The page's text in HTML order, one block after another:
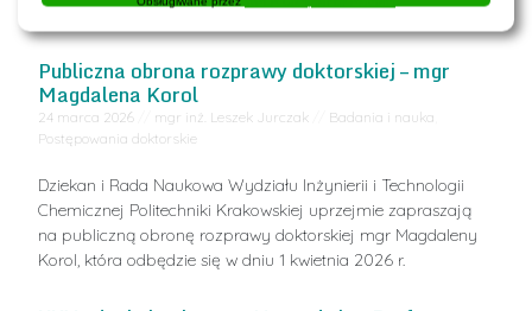
Sapuły, która odbędzie się w dniu 22 kwietnia 2026
Publiczna obrona rozprawy doktorskiej – mgr
Magdalena Korol
24 marca 2026 mgr inż. Leszek Jurczak Badania i nauka
Postępowania doktorskie
Dziekan i Rada Naukowa Wydziału Inżynierii i Technologii
Chemicznej Politechniki Krakowskiej uprzejmie zapraszają
na publiczną obronę rozprawy doktorskiej mgr Magdaleny
Korol, która odbędzie się w dniu 1 kwietnia 2026 r.